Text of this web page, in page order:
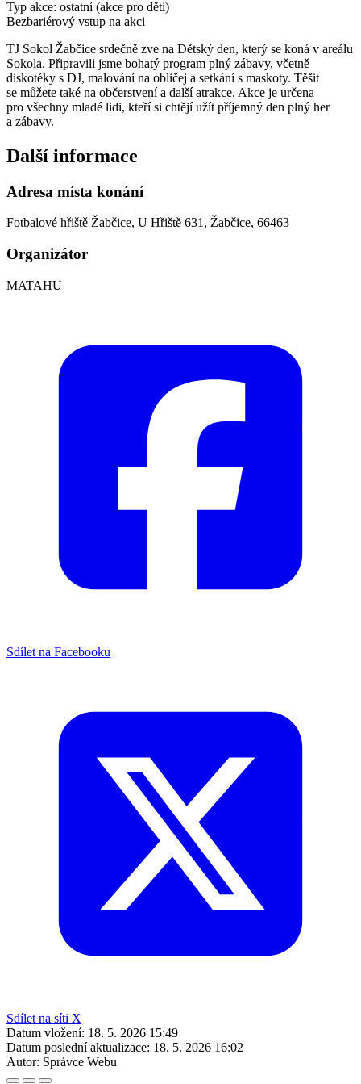
Typ akce: ostatní (akce pro děti)
Bezbariérový vstup na akci
TJ Sokol Žabčice srdečně zve na Dětský den, který se koná v areálu
Sokola. Připravili jsme bohatý program plný zábavy, včetně
diskotéky s DJ, malování na obličej a setkání s maskoty. Těšit
se můžete také na občerstvení a další atrakce. Akce je určena
pro všechny mladé lidi, kteří si chtějí užít příjemný den plný her
a zábavy.
Další informace
Adresa místa konání
Fotbalové hřiště Žabčice, U Hřiště 631, Žabčice, 66463
Organizátor
MATAHU
Sdílet na Facebooku
Sdílet na síti X
Datum vložení: 18. 5. 2026 15:49
Datum poslední aktualizace: 18. 5. 2026 16:02
Autor: Správce Webu